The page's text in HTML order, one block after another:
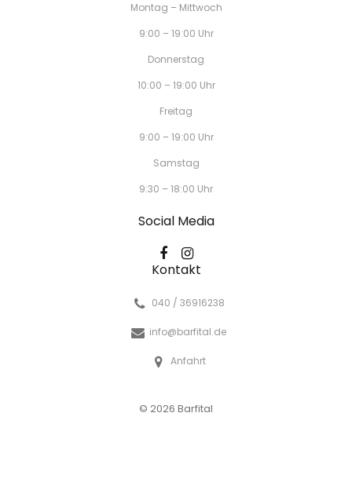
Montag – Mittwoch
9:00 – 19:00 Uhr
Donnerstag
10:00 – 19:00 Uhr
Freitag
9:00 – 19:00 Uhr
Samstag
9:30 – 18:00 Uhr
Social Media
Kontakt
040 / 36916238
info@barfital.de
Anfahrt
© 2026 Barfital